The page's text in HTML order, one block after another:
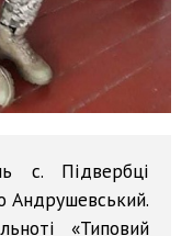
с. Підвербці
Андрушевський.
«Типовий